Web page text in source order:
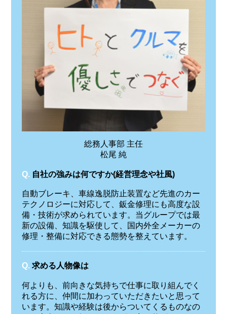
総務人事部 主任
松尾 純
Q. 自社の強みは何ですか(経営理念や社風)
自動ブレーキ、車線逸脱防止装置など先進のカー
テクノロジーに対応して、鈑金修理にも高度な設
備・技術が求められています。当グループでは最
新の設備、知識を駆使して、国内外全メーカーの
修理・整備に対応できる態勢を整えています。
Q. 求める人物像は
何よりも、前向きな気持ちで仕事に取り組んでく
れる方に、仲間に加わっていただきたいと思って
います。知識や経験は後からついてくるものなの